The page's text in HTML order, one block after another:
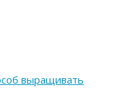
выращивать